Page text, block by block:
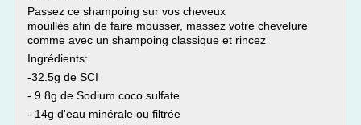
Passez ce shampoing sur vos cheveux
mouillés afin de faire mousser, massez votre chevelure
comme avec un shampoing classique et rincez
Ingrédients:
-32.5g de SCI
- 9.8g de Sodium coco sulfate
- 14g d'eau minérale ou filtrée